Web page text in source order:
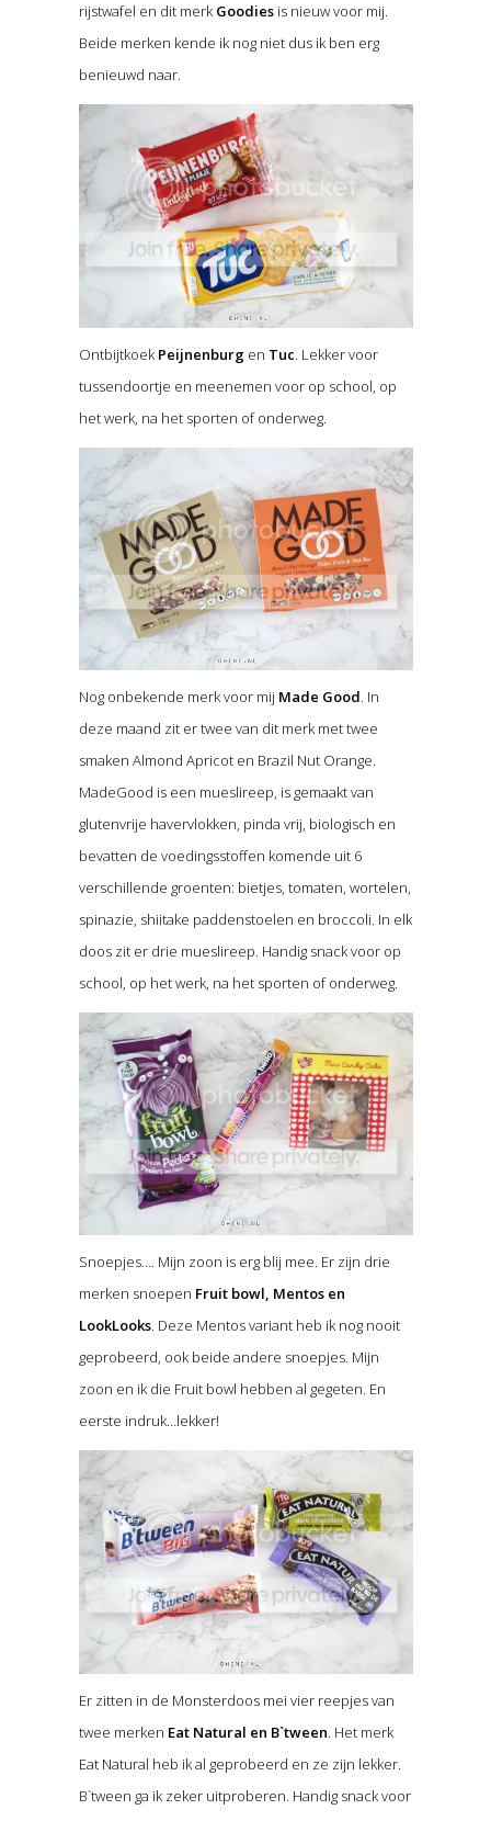
rijstwafel en dit merkGoodiesis nieuw voor mij.
Beide merken kende ik nog niet dus ik ben erg
benieuwd naar.
OntbijtkoekPeijnenburgen Tuc. Lekker voor
tussendoortje en meenemen voor op school, op
het werk, na het sporten of onderweg.
Nog onbekende merk voor mij Made Good. In
deze maand zit er twee van dit merk met twee
smaken Almond Apricot en Brazil Nut Orange.
MadeGood is een mueslireep, is gemaakt van
glutenvrije havervlokken, pinda vrij, biologisch en
bevatten de voedingsstoffen komende uit 6
verschillende groenten: bietjes, tomaten, wortelen,
spinazie, shiitake paddenstoelen en broccoli. In elk
doos zit er drie mueslireep. Handig snack voor op
school, op het werk, na het sporten of onderweg.
Snoepjes…. Mijn zoon is erg blij mee. Er zijn drie
merken snoepen Fruit bowl, Mentos en
LookLooks. Deze Mentos variant heb ik nog nooit
geprobeerd, ook beide andere snoepjes. Mijn
zoon en ik die Fruit bowl hebben al gegeten. En
eerste indruk…lekker!
Er zitten in de Monsterdoos mei vier reepjes van
twee merken Eat Natural en B`tween. Het merk
Eat Natural heb ik al geprobeerd en ze zijn lekker.
B`tween ga ik zeker uitproberen. Handig snack voor